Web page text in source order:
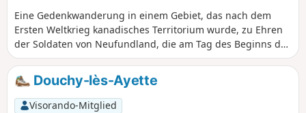
Eine Gedenkwanderung in einem Gebiet, das nach dem
Ersten Weltkrieg kanadisches Territorium wurde, zu Ehren
der Soldaten von Neufundland, die am Tag des Beginns der
Schlacht an der Somme (1. Juli 1916) an diesem Ort
kämpften und von denen die überwiegende Mehrheit ums
Leben kam oder verwundet wurde. Eine bewegende, gut
angelegte Route mit gut erhaltenen Überresten.
Douchy-lès-Ayette
Visorando-Mitglied